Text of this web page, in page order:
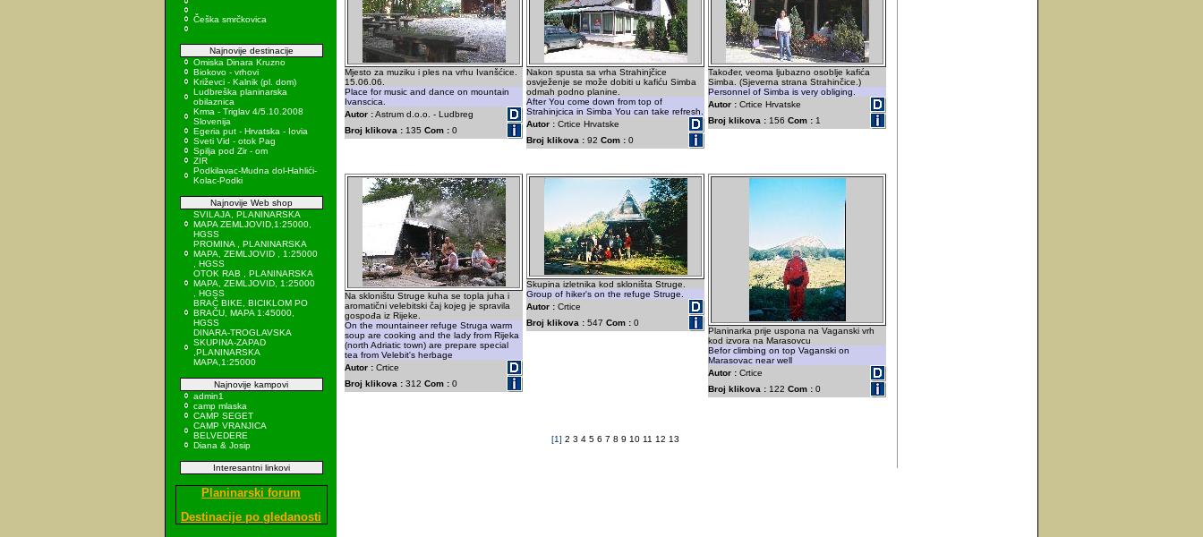
Češka smrčkovica
Najnovije destinacije
Omiska Dinara Kruzno
Biokovo - vrhovi
Križevci - Kalnik (pl. dom)
Ludbreška planinarska
obilaznica
Krma - Triglav 4/5.10.2008
Slovenija
Egeria put - Hrvatska - Iovia
Sveti Vid - otok Pag
Spilja pod Zir - om
ZIR
Podkilavac-Mudna dol-Hahlići-
Kolac-Podki
Najnovije Web shop
SVILAJA, PLANINARSKA
MAPA ZEMLJOVID,1:25000,
HGSS
PROMINA , PLANINARSKA
MAPA, ZEMLJOVID , 1:25000
, HGSS
OTOK RAB , PLANINARSKA
MAPA, ZEMLJOVID, 1:25000
, HGSS
BRAČ BIKE, BICIKLOM PO
BRAČU, MAPA 1:45000,
HGSS
DINARA-TROGLAVSKA
SKUPINA-ZAPAD
,PLANINARSKA
MAPA,1:25000
Najnovije kampovi
admin1
camp mlaska
CAMP SEGET
CAMP VRANJICA
BELVEDERE
Diana & Josip
Interesantni linkovi
Planinarski forum
Destinacije po gledanosti
Mjesto za muziku i ples na vrhu Ivanšćice.
15.06.06.
Place for music and dance on mountain
Ivanscica.
Autor :Astrum d.o.o. - Ludbreg
Broj klikova : 135 Com : 0
Nakon spusta sa vrha Strahinjčice
osvježenje se može dobiti u kafiću Simba
odmah podno planine.
After You come down from top of
Strahinjcica in Simba You can take refresh.
Autor : Crtice Hrvatske
Broj klikova : 92 Com : 0
Također, veoma ljubazno osoblje kafića
Simba. (Sjeverna strana Strahinčice.)
Personnel of Simba is very obliging.
Autor : Crtice Hrvatske
Broj klikova : 156 Com : 1
Na skloništu Struge kuha se topla juha i
aromatični velebitski čaj kojeg je spravila
gospođa iz Rijeke.
On the mountaineer refuge Struga warm
soup are cooking and the lady from Rijeka
(north Adriatic town) are prepare special
tea from Velebit's herbage
Autor : Crtice
Broj klikova : 312 Com : 0
Skupina izletnika kod skloništa Struge.
Group of hiker's on the refuge Struge.
Autor : Crtice
Broj klikova : 547 Com : 0
Planinarka prije uspona na Vaganski vrh
kod izvora na Marasovcu
Befor climbing on top Vaganski on
Marasovac near well
Autor : Crtice
Broj klikova : 122 Com : 0
[1] 2 3 4 5 6 7 8 9 10 11 12 13